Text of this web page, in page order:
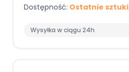
Dostępność: Ostatnie sztuki
Wysyłka w ciągu 24h